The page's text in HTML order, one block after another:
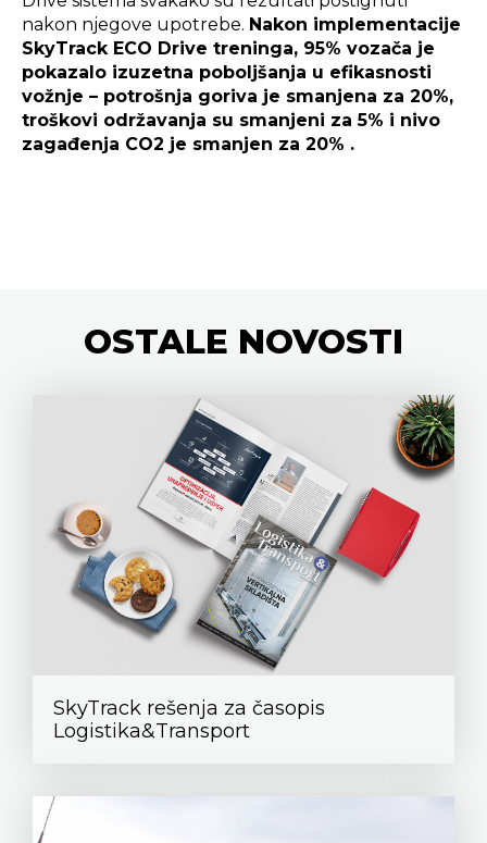
nakon njegove upotrebe. Nakon implementacije
SkyTrack ECO Drive treninga, 95% vozača je
pokazalo izuzetna poboljšanja u efikasnosti
vožnje – potrošnja goriva je smanjena za 20%,
troškovi održavanja su smanjeni za 5% i nivo
zagađenja CO2 je smanjen za 20% .
OSTALE NOVOSTI
SkyTrack rešenja za časopis
Logistika&Transport